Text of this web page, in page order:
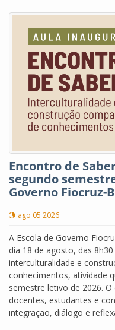
Encontro de
segundo
Governo Fiocruz-
ago 05 2026
A Escola de Governo
dia 18 de agosto, das
interculturalidade e
conhecimentos, atividade
semestre letivo de 2026.
docentes, estudantes e
integração, diálogo e